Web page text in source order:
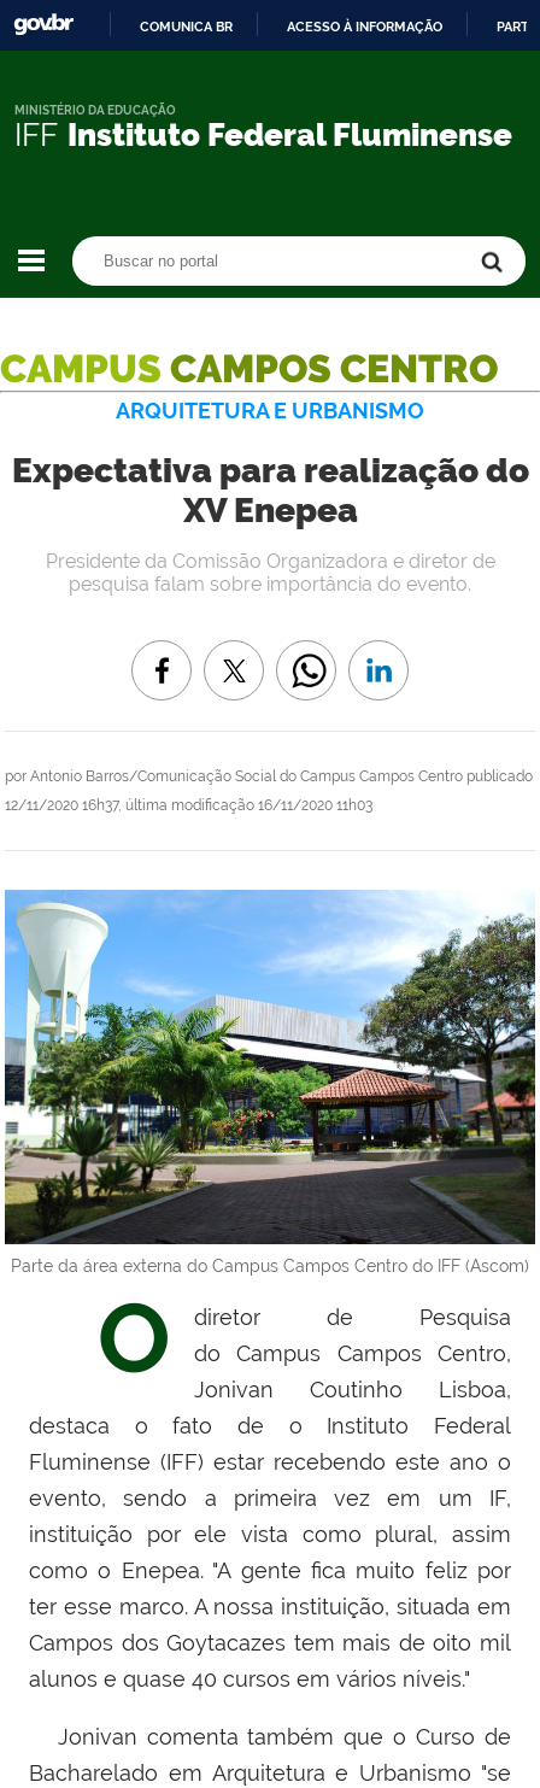
CONTEÚDO
COMUNICA BR ACESSO À INFORMAÇÃO
IFF Instituto Federal Fluminense
MINISTÉRIO DA EDUCAÇÃO
CAMPUS CAMPOS CENTRO
ARQUITETURA E URBANISMO
Expectativa para realização do
XV Enepea
por Antonio Barros/Comunicação Social do Campus Campos Centro publicado
12/11/2020 16h37, última modificação 16/11/2020 11h03
Presidente da Comissão Organizadora e diretor de
pesquisa falam sobre importância do evento.
Parte da área externa do Campus Campos Centro do IFF (Ascom)
O
diretor de Pesquisa
do Campus Campos Centro,
Jonivan Coutinho Lisboa,
destaca o fato de o Instituto Federal
Fluminense (IFF) estar recebendo este ano o
evento, sendo a primeira vez em um IF,
instituição por ele vista como plural, assim
como o Enepea. "A gente fica muito feliz por
ter esse marco. A nossa instituição, situada em
Campos dos Goytacazes tem mais de oito mil
alunos e quase 40 cursos em vários níveis."
Jonivan comenta também que o Curso de
Bacharelado em Arquitetura e Urbanismo "se